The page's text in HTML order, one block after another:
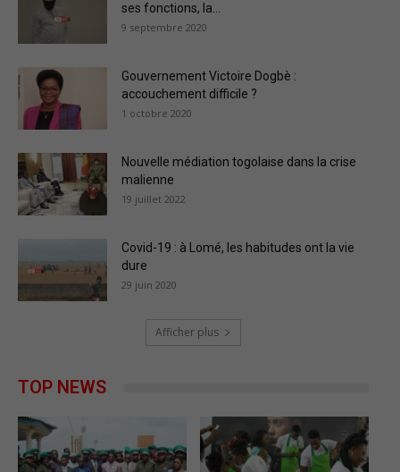
ses fonctions, la...
9 septembre 2020
Gouvernement Victoire Dogbè :
accouchement difficile ?
1 octobre 2020
Nouvelle médiation togolaise dans la crise
malienne
19 juillet 2022
Covid-19 : à Lomé, les habitudes ont la vie
dure
29 juin 2020
Afficher plus
TOP NEWS